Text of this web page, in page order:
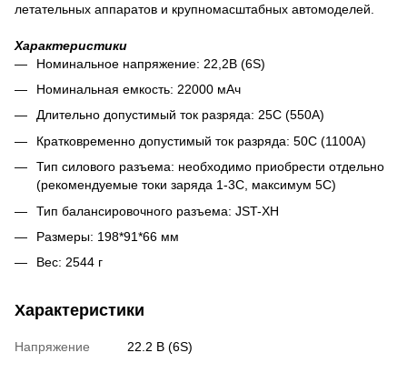
летательных аппаратов и крупномасштабных автомоделей.
Характеристики
Номинальное напряжение: 22,2В (6S)
Номинальная емкость: 22000 мАч
Длительно допустимый ток разряда: 25C (550А)
Кратковременно допустимый ток разряда: 50C (1100А)
Тип силового разъема: необходимо приобрести отдельно
(рекомендуемые токи заряда 1-3С, максимум 5С)
Тип балансировочного разъема: JST-XH
Размеры: 198*91*66 мм
Вес: 2544 г
Характеристики
Напряжение 22.2 В (6S)